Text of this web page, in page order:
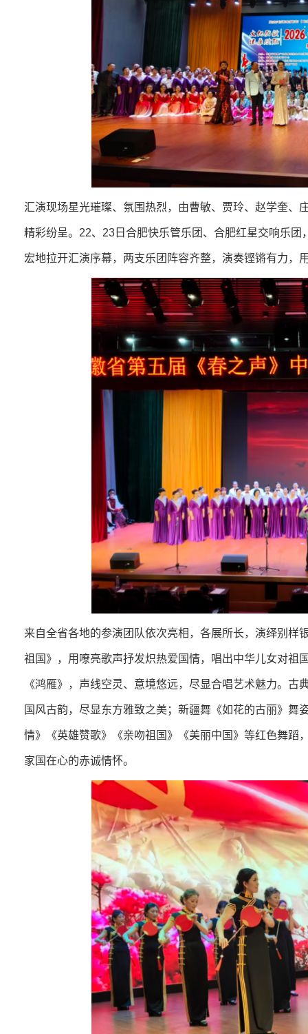
汇演现场星光璀璨、氛围热烈，由曹敏、贾玲、赵学奎、
精彩纷呈。22、23日合肥快乐管乐团、合肥红星交响乐
宏地拉开汇演序幕，两支乐团阵容齐整，演奏铿锵有力，
来自全省各地的参演团队依次亮相，各展所长，演绎别样
祖国》，用嘹亮歌声抒发炽热爱国情，唱出中华儿女对祖
《鸿雁》，声线空灵、意境悠远，尽显合唱艺术魅力。
国风古韵，尽显东方雅致之美；新疆舞《如花的古丽》
情》《英雄赞歌》《亲吻祖国》《美丽中国》等红色舞蹈
家国在心的赤诚情怀。